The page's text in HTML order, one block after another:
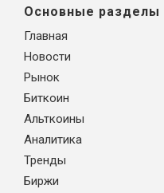
Основные разделы
Главная
Новости
Рынок
Биткоин
Альткоины
Аналитика
Тренды
Биржи